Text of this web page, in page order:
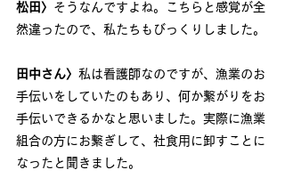
松田〉 そうなんですよね。こちらと感覚が全
然違ったので、私たちもびっくりしました。
田中さん〉 私は看護師なのですが、漁業のお
手伝いをしていたのもあり、何か繋がりをお
手伝いできるかなと思いました。実際に漁業
組合の方にお繋ぎして、社食用に卸すことに
なったと聞きました。